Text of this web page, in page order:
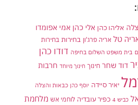
אליהו כהן אלי כהן אמי אפומדו
טל אריה פרג'ון בחירות בחירות
בית משפט השלום בחיפה דודו כהן
דוד שחר חינוך חינוך מיוחד חרבות
יאיר סיידה יוסף כהן כבאות והצלה
כביש 4 כפיר עובדיה לוחמי אש מלחמת